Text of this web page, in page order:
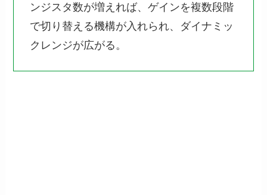
ンジスタ数が増えれば、ゲインを複数段階
で切り替える機構が入れられ、ダイナミッ
クレンジが広がる。